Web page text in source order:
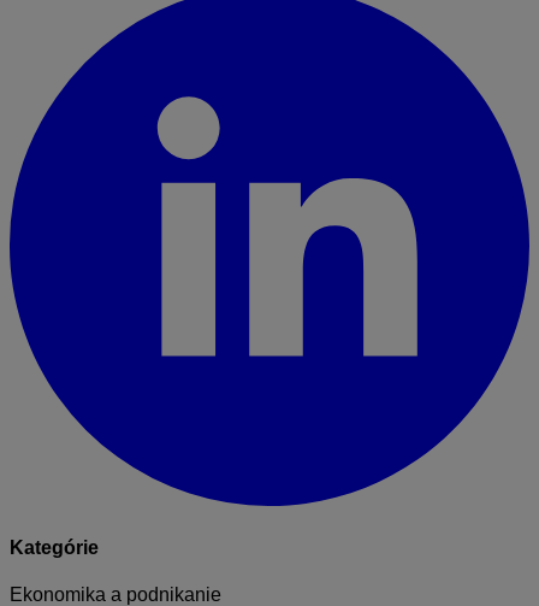
Kategórie
Ekonomika a podnikanie